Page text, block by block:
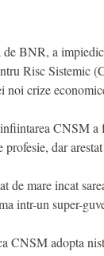
BNR, a
Risc Sistemic
noi crize
CNSM a
dar
de mare incat
intr-un super-
CNSM adopta